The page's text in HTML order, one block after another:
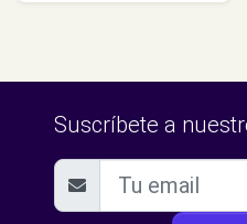
Suscríbete a